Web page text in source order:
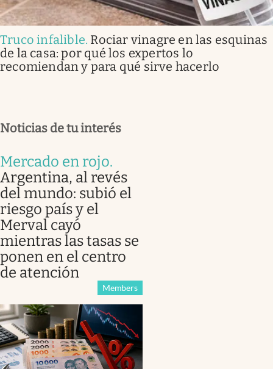
Truco infalible. Rociar vinagre en las esquinas
de la casa: por qué los expertos lo
recomiendan y para qué sirve hacerlo
Noticias de tu interés
Mercado en rojo.
Argentina, al revés
del mundo: subió el
riesgo país y el
Merval cayó
mientras las tasas se
ponen en el centro
de atención
Members